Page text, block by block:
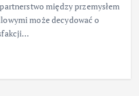
między przemysłem
może decydować o